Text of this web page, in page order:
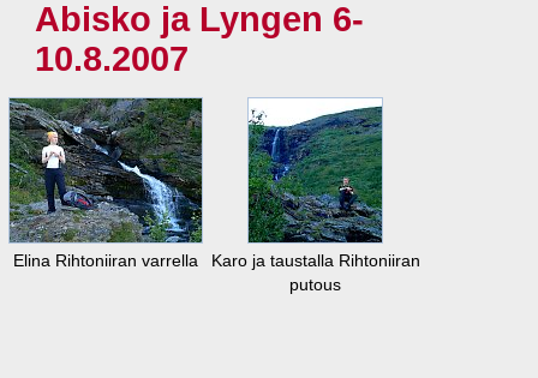
Abisko ja Lyngen 6-
10.8.2007
Elina Rihtoniiran varrella
Karo ja taustalla Rihtoniiran
putous